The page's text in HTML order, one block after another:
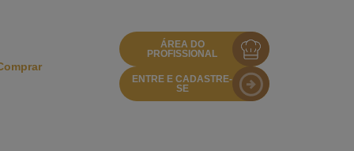
ÁREA DO
PROFISSIONAL
ENTRE E CADASTRE-
SE